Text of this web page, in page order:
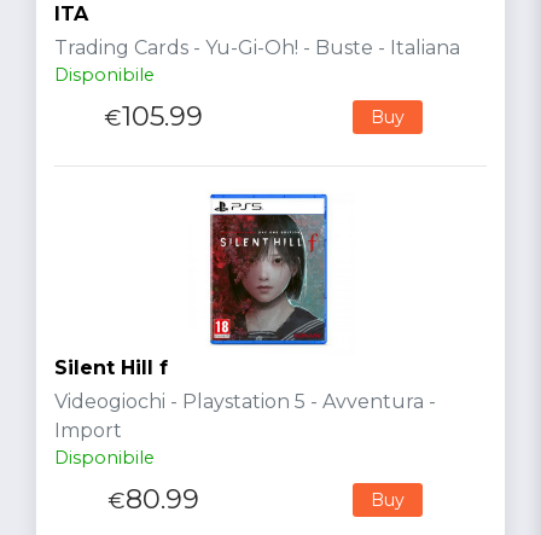
ITA
Trading Cards - Yu-Gi-Oh! - Buste - Italiana
Disponibile
€105.99 Buy
Silent Hill f
Videogiochi - Playstation 5 - Avventura -
Import
Disponibile
€80.99 Buy